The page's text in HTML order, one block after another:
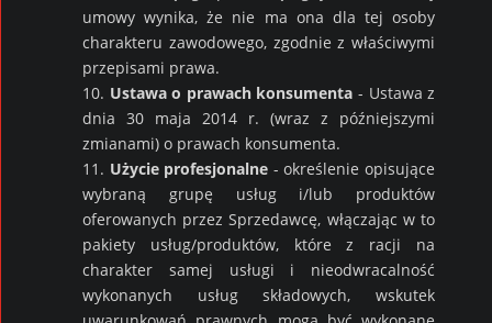
umowy wynika, że nie ma ona dla tej osoby
charakteru zawodowego, zgodnie z właściwymi
przepisami prawa.
10. Ustawa o prawach konsumenta - Ustawa z
dnia 30 maja 2014 r. (wraz z późniejszymi
zmianami) o prawach konsumenta.
11. Użycie profesjonalne - określenie opisujące
wybraną grupę usług i/lub produktów
oferowanych przez Sprzedawcę, włączając w to
pakiety usług/produktów, które z racji na
charakter samej usługi i nieodwracalność
wykonanych usług składowych, wskutek